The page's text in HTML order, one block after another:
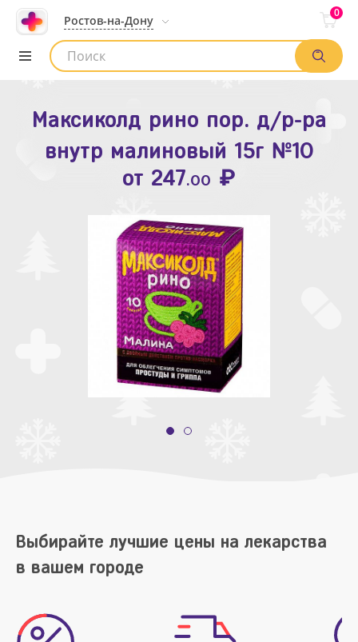
Ростов-на-Дону
0
Список аптек
Максиколд рино пор. д/р-ра
внутр малиновый 15г №10
от 247.00 ₽
Зодак таб. п.п.о. 10мг №10
от109.80 ₽
Выбирайте лучшие цены на лекарства
в вашем городе